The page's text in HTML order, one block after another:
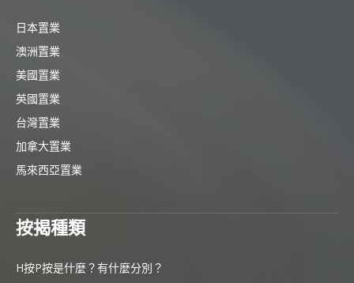
日本置業
澳洲置業
美國置業
英國置業
台灣置業
加拿大置業
馬來西亞置業
按揭種類
H按P按是什麼？有什麼分別？